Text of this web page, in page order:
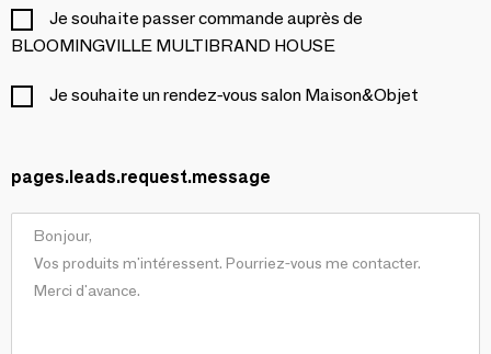
Je souhaite passer commande auprès de
BLOOMINGVILLE MULTIBRAND HOUSE
Je souhaite un rendez-vous salon Maison&Objet
pages.leads.request.message